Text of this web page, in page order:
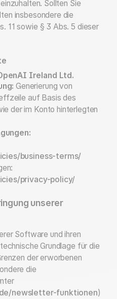
Sollten Sie
insbesondere die
11 sowie § 3 Abs. 5 dieser
Ireland Ltd.
Generierung von
auf Basis des
der im Konto hinterlegten
business-terms/
privacy-policy/
unserer
Software und ihren
Grundlage für die
der erworbenen
die
newsletter-funktionen)